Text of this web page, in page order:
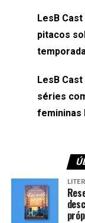
Naiady
LesB
pitacos
LesB
séries
femininas